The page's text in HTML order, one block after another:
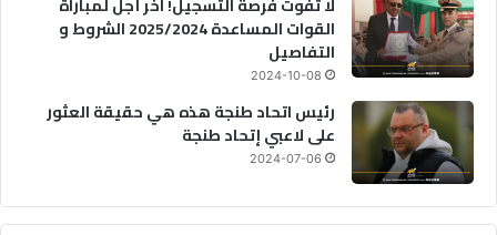
القوات المساعدة 2025/2024 الشروط و
التفاصيل
2024-10-08
رئيس اتحاد طنجة هذه هي حقيقة العثور
على لاعبي إتحاد طنجة
2024-07-06